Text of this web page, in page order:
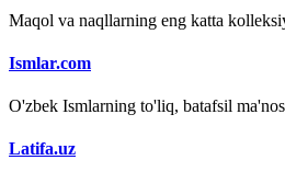
Maqol va naqllarning eng katta
Ismlar.com
O'zbek Ismlarning to'liq, batafsil
Latifa.uz